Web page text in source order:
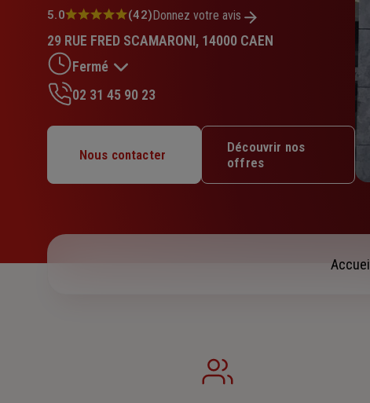
Note
5.0
sur
5
étoiles
5.0 (42)Donnez votre avis
29 RUE FRED SCAMARONI, 14000 CAEN
Fermé
Mardi : 09h – 12h30 / 13h30 – 17h
Mercredi : 09h – 12h30 / 13h30 – 17h
Jeudi : 09h – 12h30 / 13h30 – 17h
02 31 45 90 23
Nous contacter
Découvrir nos
offres
Accueil